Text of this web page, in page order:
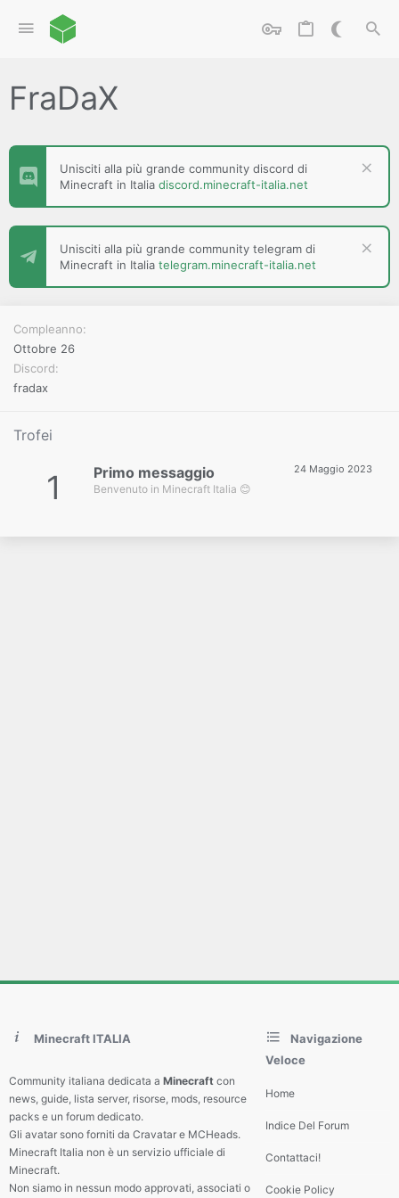
FraDaX
Unisciti alla più grande community discord di
Minecraft in Italia discord.minecraft-italia.net
Unisciti alla più grande community telegram di
Minecraft in Italia telegram.minecraft-italia.net
Compleanno
Ottobre 26
Discord
fradax
Trofei
1 24 Maggio 2023
Primo messaggio
Benvenuto in Minecraft Italia 😊
Minecraft ITALIA
Community italiana dedicata a Minecraft con
news, guide, lista server, risorse, mods, resource
packs e un forum dedicato.
Gli avatar sono forniti da Cravatar e MCHeads.
Minecraft Italia non è un servizio ufficiale di
Minecraft.
Non siamo in nessun modo approvati, associati o
Navigazione
Veloce
Home
Indice Del Forum
Contattaci!
Cookie Policy